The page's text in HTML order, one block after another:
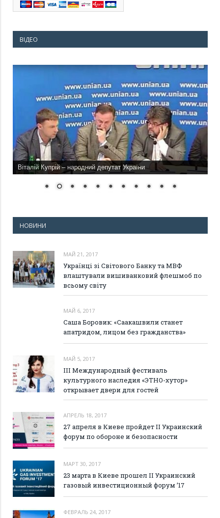
ВІДЕО
Віталій Купрій – народний депутат України
НОВИНИ
МАЙ 21, 2017
Українці зі Світового Банку та МВФ
влаштували вишиванковий флешмоб по
всьому світу
МАЙ 6, 2017
Саша Боровик: «Саакашвили станет
апатридом, лицом без гражданства»
МАЙ 5, 2017
III Международный фестиваль
культурного наследия «ЭТНО-хутор»
открывает двери для гостей
АПРЕЛЬ 18, 2017
27 апреля в Киеве пройдет II Украинский
форум по обороне и безопасности
МАРТ 30, 2017
23 марта в Киеве прошел II Украинский
газовый инвестиционный форум ’17
ФЕВРАЛЬ 24, 2017